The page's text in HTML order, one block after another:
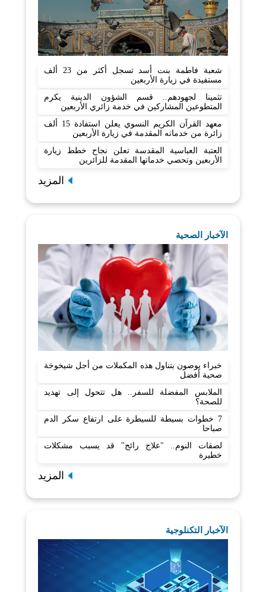
شعبة فاطمة بنت أسد تسجل أكثر من 23 ألف
مستفيدة في زيارة الأربعين
تثمينا لجهودهم.. قسم الشؤون الدينية يكرم
المتطوعين المشاركين في خدمة زائري الأربعين
معهد القرآن الكريم النسوي يعلن استفادة 15 ألف
زائرة من خدماته المقدمة في زيارة الأربعين
العتبة العباسية المقدسة تعلن نجاح خطط زيارة
الأربعين وتحصي خدماتها المقدمة للزائرين
المزيد
الآخبار الصحية
خبراء يوصون بتناول هذه المكملات من أجل شيخوخة
صحية أفضل
الملابس المفضلة للسفر.. هل تتحول إلى تهديد
للصحة؟
7 خطوات بسيطة للسيطرة على ارتفاع سكر الدم
صباحا
لصقات النوم.. "علاج رائج" قد يسبب مشكلات
خطيرة
المزيد
الآخبار التكنلوجية